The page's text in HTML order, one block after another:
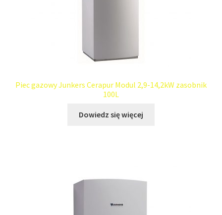
Piec gazowy Junkers Cerapur Modul 2,9-14,2kW zasobnik
100L
Dowiedz się więcej